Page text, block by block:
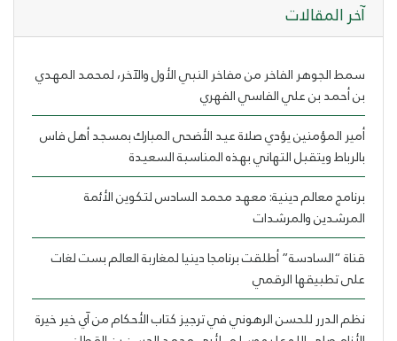
ﺁﺧﺮ اﻟﻤﻘﺎﻻﺕ
سمط الجوهر الفاخر من مفاخر النبي الأول والآخر، لمحمد المهدي
بن أحمد بن علي الفاسي الفهري
أمير المؤمنين يؤدي صلاة عيد الأضحى المبارك بمسجد أهل فاس
بالرباط ويتقبل التهاني بهذه المناسبة السعيدة
برنامج معالم دينية: معهد محمد السادس لتكوين الأئمة
المرشدين والمرشدات
قناة “السادسة” أطلقت برنامجا دينيا لمغاربة العالم بست لغات
على تطبيقها الرقمي
نظم الدرر للحسن الرهوني في ترجيز كتاب الأحكام من آي خير خيرة